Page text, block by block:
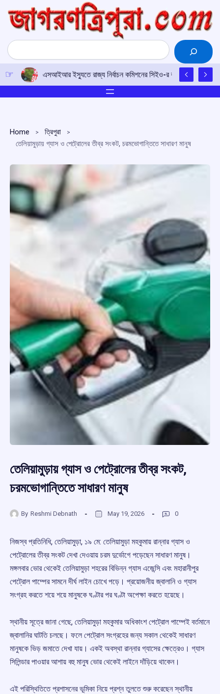
content
Search
এসআইআর ইস্যুতে রাজ্য নির্বাচন কমিশনের সিইও-র কাছে
Home
ত্রিপুরা
তেলিয়ামুড়ায় গ্যাস ও পেট্রোলের তীব্র সংকট, চরমভোগান্তিতে সাধারণ মানুষ
তেলিয়ামুড়ায় গ্যাস ও পেট্রোলের তীব্র সংকট,
চরমভোগান্তিতে সাধারণ মানুষ
By Reshmi Debnath May 19, 2026 0
নিজস্ব প্রতিনিধি, তেলিয়ামুড়া, ১৯ মে: তেলিয়ামুড়া মহকুমায় রান্নার গ্যাস ও
পেট্রোলের তীব্র সংকট দেখা দেওয়ায় চরম দুর্ভোগে পড়েছেন সাধারণ মানুষ।
মঙ্গলবার ভোর থেকেই তেলিয়ামুড়া শহরের বিভিন্ন গ্যাস এজেন্সি এবং মহারানীপুর
পেট্রোল পাম্পের সামনে দীর্ঘ লাইন চোখে পড়ে। প্রয়োজনীয় জ্বালানি ও গ্যাস
সংগ্রহ করতে শয়ে শয়ে মানুষকে ঘণ্টার পর ঘণ্টা অপেক্ষা করতে হয়েছে।
স্থানীয় সূত্রে জানা গেছে, তেলিয়ামুড়া মহকুমার অধিকাংশ পেট্রোল পাম্পেই বর্তমানে
জ্বালানির ঘাটতি চলছে। ফলে পেট্রোল সংগ্রহের জন্য সকাল থেকেই সাধারণ
মানুষকে ভিড় জমাতে দেখা যায়। একই অবস্থা রান্নার গ্যাসের ক্ষেত্রেও। গ্যাস
সিলিন্ডার পাওয়ার আশায় বহু মানুষ ভোর থেকেই লাইনে দাঁড়িয়ে থাকেন।
এই পরিস্থিতিতে প্রশাসনের ভূমিকা নিয়ে প্রশ্ন তুলতে শুরু করেছেন স্থানীয়